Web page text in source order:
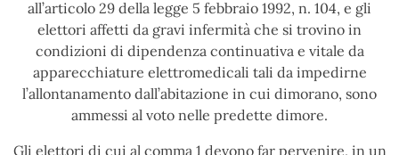
all’articolo 29 della legge 5 febbraio 1992, n. 104, e gli
elettori affetti da gravi infermità che si trovino in
condizioni di dipendenza continuativa e vitale da
apparecchiature elettromedicali tali da impedirne
l’allontanamento dall’abitazione in cui dimorano, sono
ammessi al voto nelle predette dimore.
Gli elettori di cui al comma 1 devono far pervenire, in un